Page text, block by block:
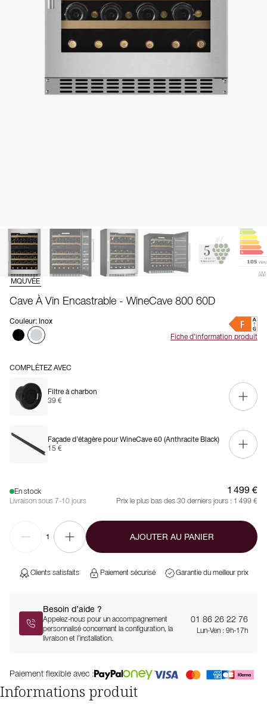
MQUVÉE
Cave À Vin Encastrable - WineCave 800 60D
Couleur: Inox
Fiche d’information produit
COMPLÉTEZ AVEC
Filtre à charbon
39 €
Façade d’étagère pour WineCave 60 (Anthracite Black)
15 €
En stock
Livraison sous 7-10 jours
1 499 €
Prix le plus bas des 30 derniers jours : 1 499 €
1 AJOUTER AU PANIER
Clients satisfaits Paiement sécurisé Garantie du meilleur prix
Besoin d’aide ?
Appelez-nous pour un accompagnement
personnalisé concernant la configuration, la
livraison et l’installation.
01 86 26 22 76
Lun-Ven : 9h-17h
Paiement flexible avec :
Informations produit